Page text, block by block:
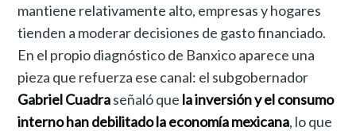
mantiene relativamente alto, empresas y hogares
tienden a moderar decisiones de gasto financiado.
En el propio diagnóstico de Banxico aparece una
pieza que refuerza ese canal: el subgobernador
Gabriel Cuadraseñaló que la inversión y el consumo
interno han debilitado la economía mexicana, lo que